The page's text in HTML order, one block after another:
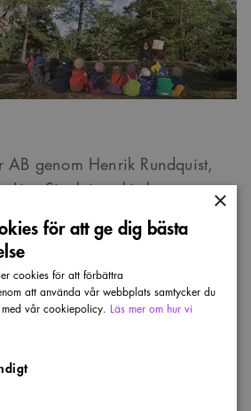
AB genom Henrik Rundquist,
Lisa Sinclair, arkitekt
Pernigotti, arkitekt SAR/MSA
SAR/MSA.
×
för att ge dig bästa
cookies för att förbättra
att använda vår webbplats samtycker du
vår cookiepolicy. Läs mer om hur vi